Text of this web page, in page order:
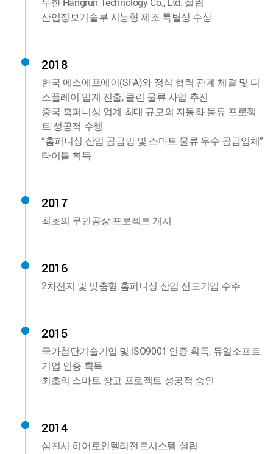
무한 Hangrun Technology Co., Ltd. 설립
산업정보기술부 지능형 제조 특별상 수상
2018
한국 에스에프에이(SFA)와 정식 협력 관계 체결 및 디
스플레이 업계 진출, 클린 물류 사업 추진
중국 홈퍼니싱 업계 최대 규모의 자동화 물류 프로젝
트 성공적 수행
“홈퍼니싱 산업 공급망 및 스마트 물류 우수 공급업체”
타이틀 획득
2017
최초의 무인공장 프로젝트 개시
2016
2차전지 및 맞춤형 홈퍼니싱 산업 선도기업 수주
2015
국가첨단기술기업 및 ISO9001 인증 획득, 듀얼소프트
기업 인증 획득
최초의 스마트 창고 프로젝트 성공적 승인
2014
심천시 히어로인텔리전트시스템 설립